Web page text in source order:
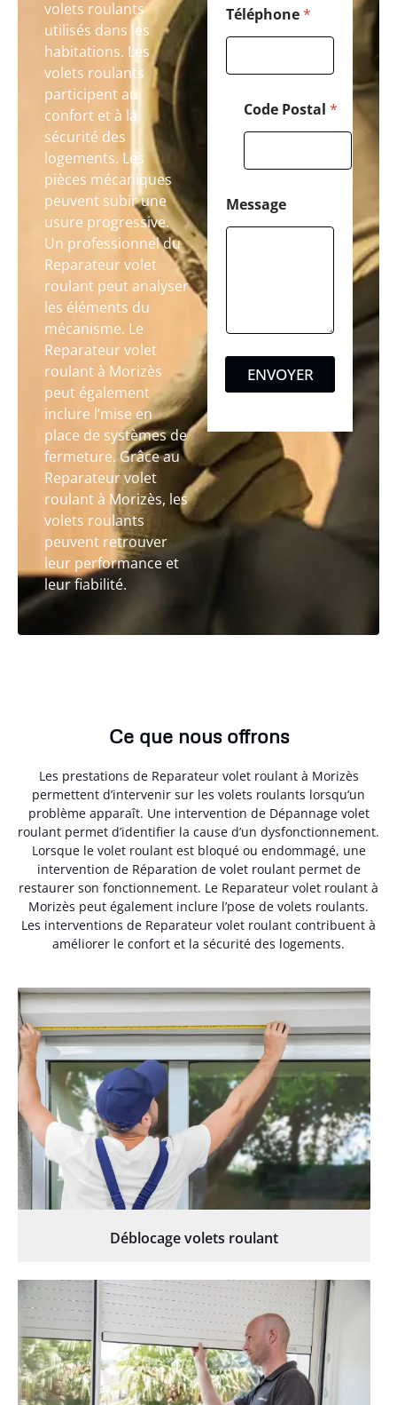
volets roulants
utilisés dans les
habitations. Les
volets roulants
participent au
confort et à la
sécurité des
logements. Les
pièces mécaniques
peuvent subir une
usure progressive.
Un professionnel du
Reparateur volet
roulant peut analyser
les éléments du
mécanisme. Le
Reparateur volet
roulant à Morizès
peut également
inclure l’mise en
place de systèmes de
fermeture. Grâce au
Reparateur volet
roulant à Morizès, les
volets roulants
peuvent retrouver
leur performance et
leur fiabilité.
Téléphone*
Code Postal *
Message
ENVOYER
Ce que nous offrons
Les prestations de Reparateur volet roulant à Morizès
permettent d’intervenir sur les volets roulants lorsqu’un
problème apparaît. Une intervention de Dépannage volet
roulant permet d’identifier la cause d’un dysfonctionnement.
Lorsque le volet roulant est bloqué ou endommagé, une
intervention de Réparation de volet roulant permet de
restaurer son fonctionnement. Le Reparateur volet roulant à
Morizès peut également inclure l’pose de volets roulants.
Les interventions de Reparateur volet roulant contribuent à
améliorer le confort et la sécurité des logements.
Déblocage volets roulant